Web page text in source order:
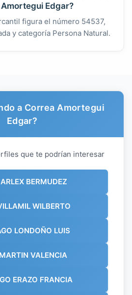
Edgar?
figura el número 54537,
y categoría Persona Natural.
a Correa Amortegui
Edgar?
que te podrían interesar
BERMUDEZ
WILBERTO
LONDOÑO LUIS
VALENCIA
ERAZO FRANCIA